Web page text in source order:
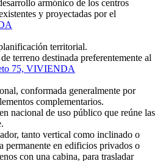
armónico de los centros
y proyectadas por el
territorial.
terreno destinada preferentemente al
75, VIVIENDA
conformada generalmente por
complementarios.
nacional de uso público que reúne las
tanto vertical como inclinado o
permanente en edificios privados o
con una cabina, para trasladar